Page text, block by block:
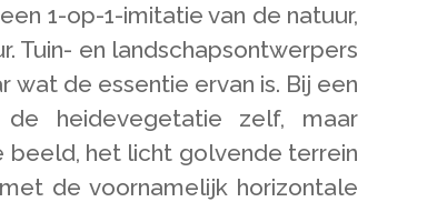
1-op-1-imitatie van de natuur,
Tuin- en landschapsontwerpers
wat de essentie ervan is. Bij een
heidevegetatie zelf, maar
het licht golvende terrein
de voornamelijk horizontale